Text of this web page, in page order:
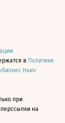
в Политике
Ньюс
при
на